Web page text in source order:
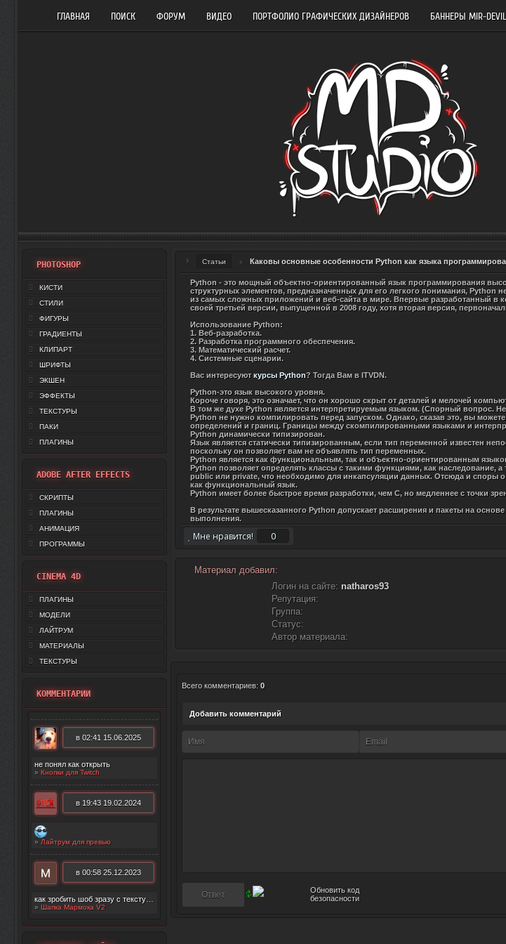
ГЛАВНАЯ ПОИСК ФОРУМ ВИДЕО ПОРТФОЛИО ГРАФИЧЕСКИХ ДИЗАЙНЕРОВ БАННЕРЫ MIR-DEVIL
PHOTOSHOP
КИСТИ
СТИЛИ
ФИГУРЫ
ГРАДИЕНТЫ
КЛИПАРТ
ШРИФТЫ
ЭКШЕН
ЭФФЕКТЫ
ТЕКСТУРЫ
ПАКИ
ПЛАГИНЫ
ADOBE AFTER EFFECTS
СКРИПТЫ
ПЛАГИНЫ
АНИМАЦИЯ
ПРОГРАММЫ
CINEMA 4D
ПЛАГИНЫ
МОДЕЛИ
ЛАЙТРУМ
МАТЕРИАЛЫ
ТЕКСТУРЫ
КОММЕНТАРИИ
в 02:41 15.06.2025
не понял как открыть
» Кнопки для Twitch
в 19:43 19.02.2024
» Лайтрум для превью
в 00:58 25.12.2023
» Шапка Мармока V2
Статьи Каковы основные особенности Python как языка
Python - это мощный объектно-ориентированный язык программирования
структурных элементов, предназначенных для его легкого понимания,
из самых сложных приложений и веб-сайта в мире. Впервые разработанный в
своей третьей версии, выпущенной в 2008 году, хотя вторая версия,
Использование Python:
1. Веб-разработка.
2. Разработка программного обеспечения.
3. Математический расчет.
4. Системные сценарии.
Вас интересуюткурсы Python? Тогда Вам в ITVDN.
Python-это язык высокого уровня.
Короче говоря, это означает, что он хорошо скрыт от деталей и мелочей
В том же духе Python является интерпретируемым языком. (Спорный вопрос.
Python не нужно компилировать перед запуском. Однако, сказав это, вы
определений и границ. Границы между скомпилированными языками и
Python динамически типизирован.
Язык является статически типизированным, если тип переменной известен
поскольку он позволяет вам не объявлять тип переменных.
Python является как функциональным, так и объектно-ориентированным
Python позволяет определять классы с такими функциями, как наследование,
public или private, что необходимо для инкапсуляции данных. Отсюда и споры
как функциональный язык.
Python имеет более быстрое время разработки, чем C, но медленнее с точки
В результате вышесказанного Python допускает расширения и пакеты на
выполнения.
Мне нравится! 0
Материал добавил:
Логин на сайте: natharos93
Репутация:
Группа:
Статус:
Автор материала:
Всего комментариев: 0
Добавить комментарий